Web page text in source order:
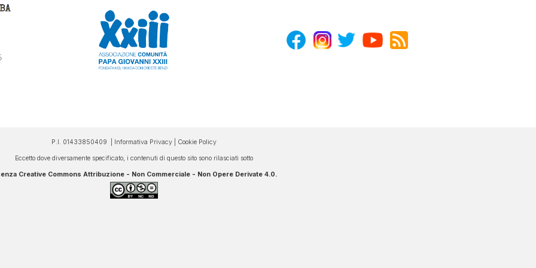
P.I. 01433850409 | Informativa Privacy Cookie Policy
Eccetto dove diversamente specificato, i contenuti di questo sito sono rilasciati sotto
Creative Commons Attribuzione - Non Commerciale - Non Opere Derivate 4.0.